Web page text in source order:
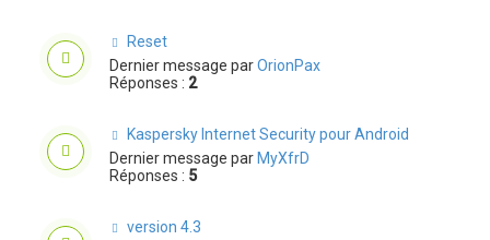
Reset
Dernier message parOrionPax
Réponses : 2
Kaspersky Internet Security pour Android
Dernier message parMyXfrD
Réponses : 5
version 4.3